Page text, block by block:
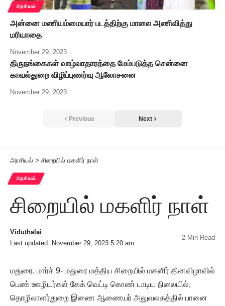
அரசியல்
அன்னை மணியம்மையார் படத்திற்கு மாலை அணிவித்து
மரியாதை
November 29, 2023
திருநங்கைகள் வாழ்வாதாரத்தை மேம்படுத்த சென்னை
காவல்துறை விழிப்புணர்வு ஆலோசனை
November 29, 2023
Previous Next
அரசியல் > சிறையில் மகளிர் நாள்
அரசியல்
சிறையில் மகளிர் நாள்
Last updated: November 29, 2023 5:20 am
Viduthalai
2 Min Read
மதுரை, மார்ச் 9- மதுரை மத்திய சிறையில் மகளிர் தினவிழாவில்
பெண் ஊழியர்கள் கேக் வெட்டி கொண் டாடிய நிலையில்,
தொழிலாளர்துறை இணை ஆணையர் அலுவலகத்தில் பானை